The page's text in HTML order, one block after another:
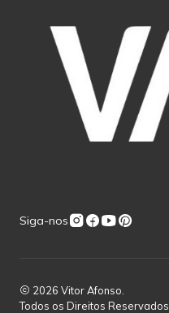
Siga-nos
2026 Vitor Afonso.
Todos os Direitos Reservados.